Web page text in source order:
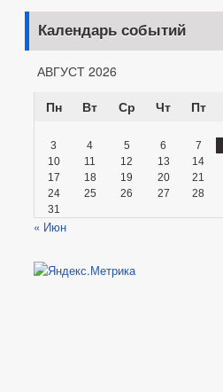
Календарь событий
АВГУСТ 2026
Пн
Вт Ср Чт Пт
3
4 5 6 7
10
11 12 13 14
17
18 19 20 21
24
25 26 27 28
31
« Июн